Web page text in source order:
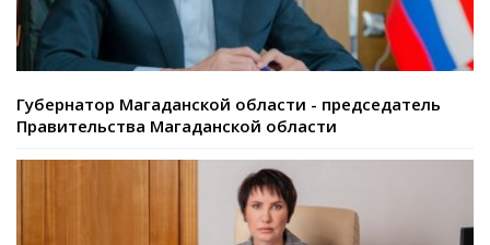
Губернатор Магаданской области - председатель
Правительства Магаданской области